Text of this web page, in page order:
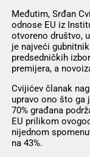
Međutim, Srđan
odnose EU iz
otvoreno društvo,
je najveći
predsedničkih
premijera, a
Cvijićev članak
upravo ono što ga
70% građana
EU prilikom
nijednom
na 43%.